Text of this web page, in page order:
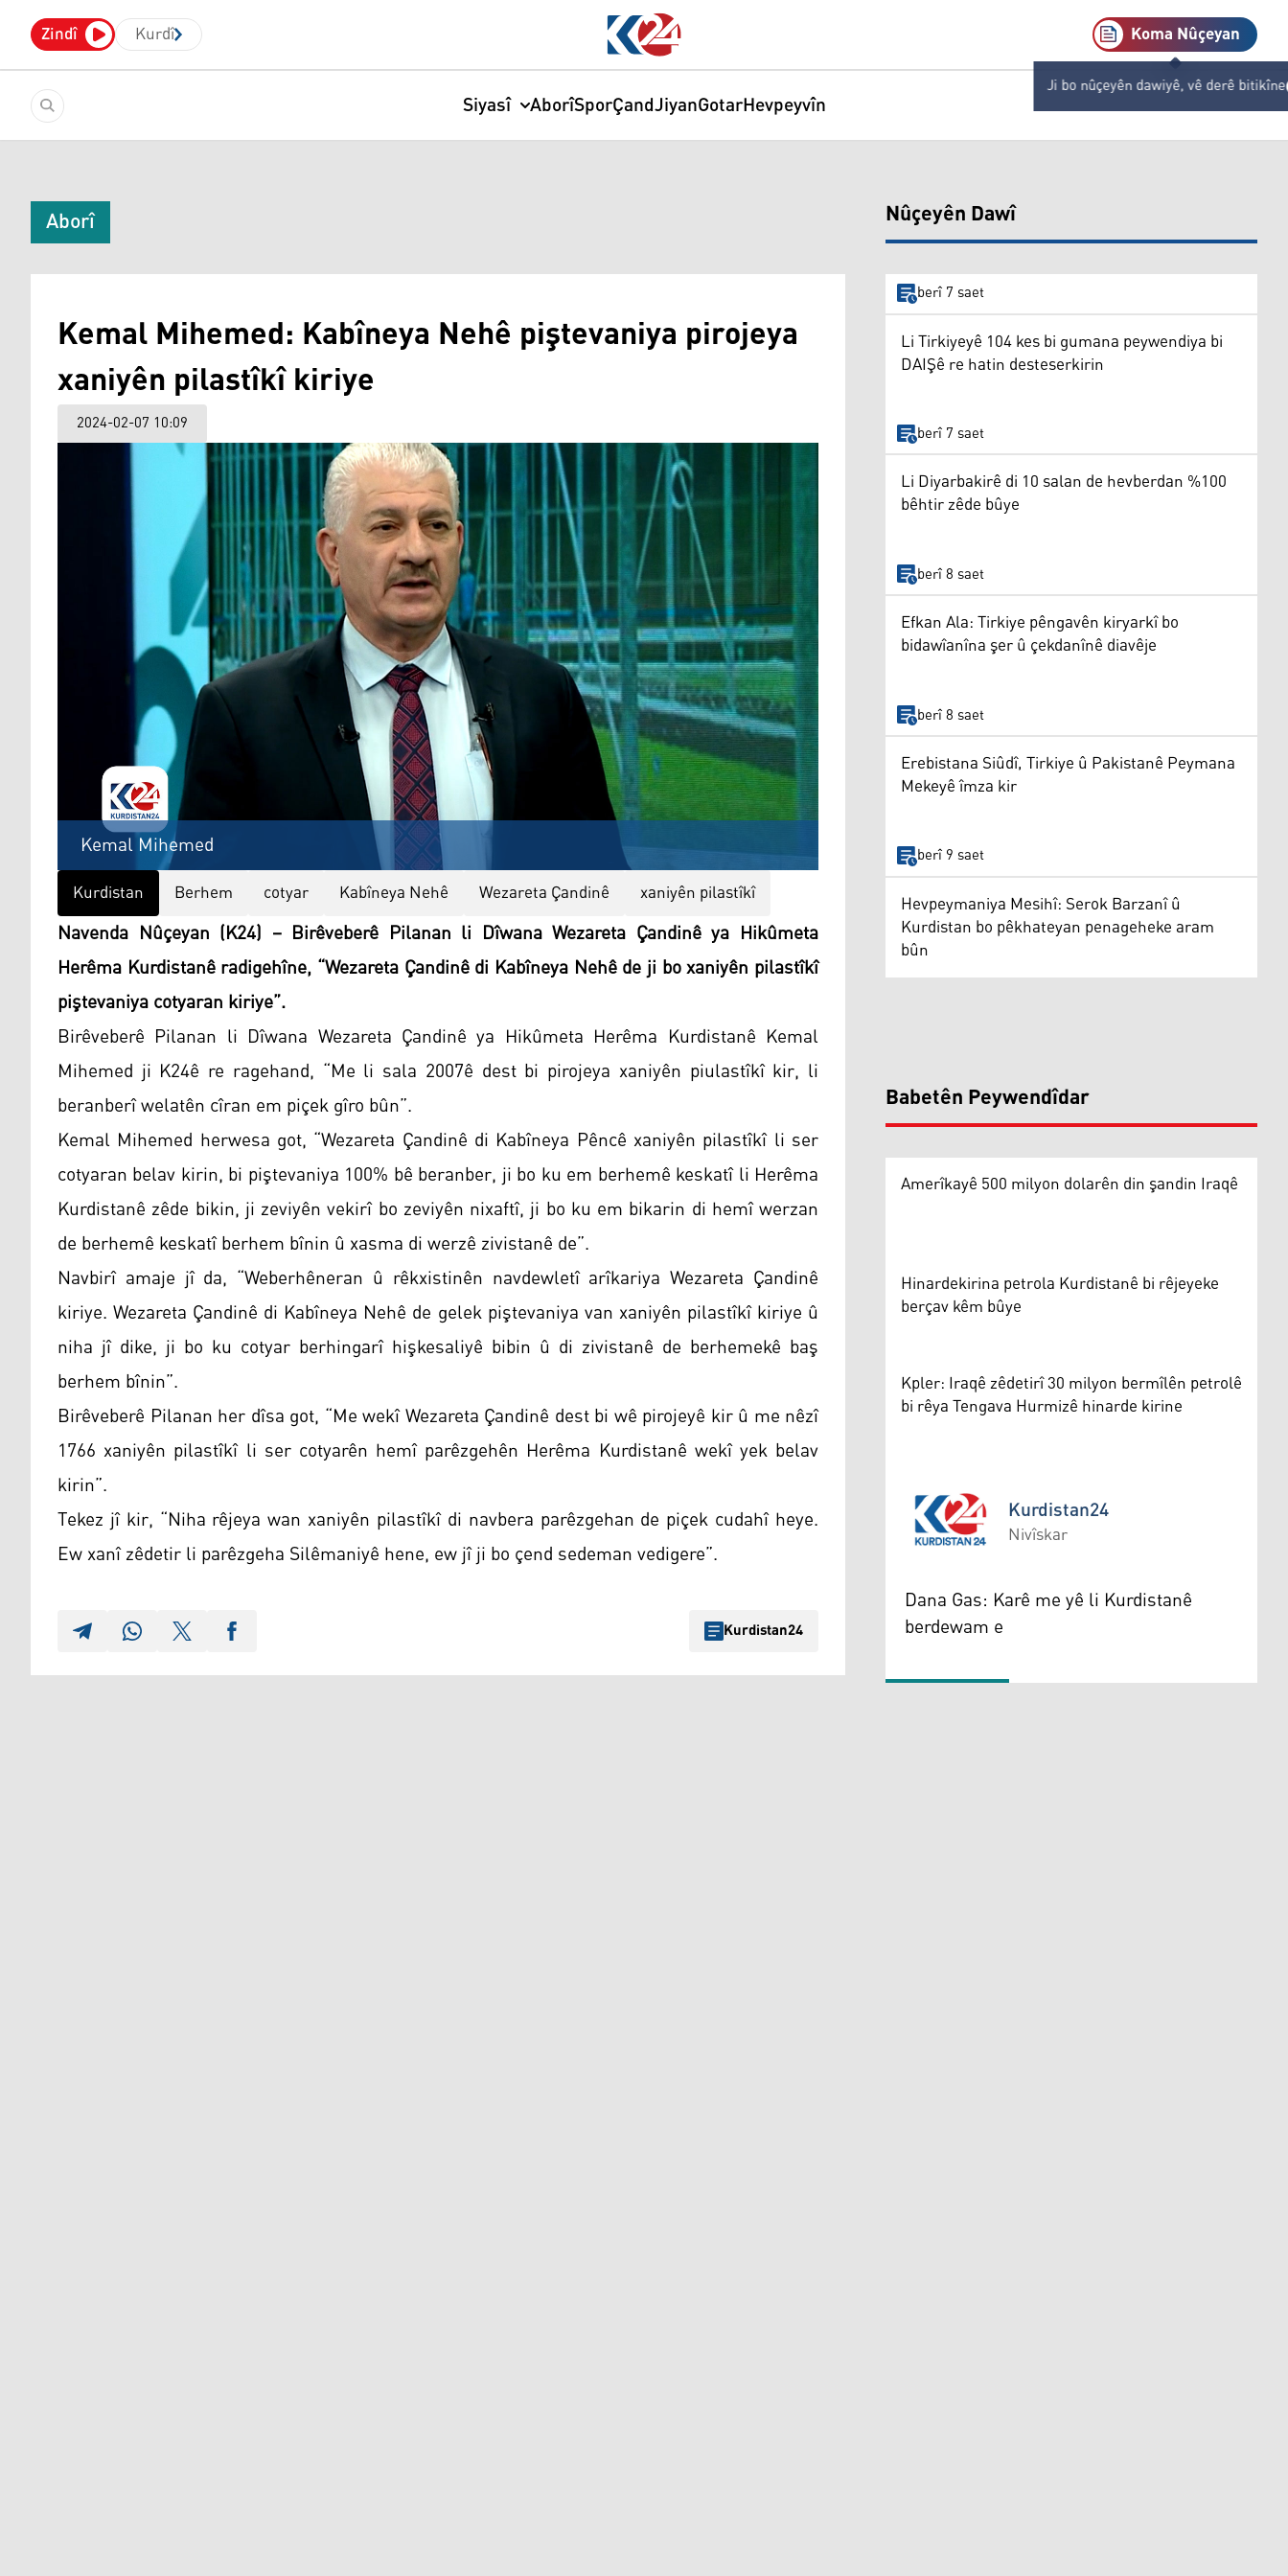
Zindî Kurdî Koma Nûçeyan
Ji bo nûçeyên dawiyê, vê derê bitikîne
Siyasî AborîSporÇandJiyanGotarHevpeyvîn
Aborî
Kemal Mihemed: Kabîneya Nehê piştevaniya pirojeya
xaniyên pilastîkî kiriye
2024-02-07 10:09
Kemal Mihemed
Kurdistan Berhem cotyar Kabîneya Nehê Wezareta Çandinê xaniyên pilastîkî
Navenda Nûçeyan (K24) – Birêveberê Pilanan li Dîwana Wezareta Çandinê ya Hikûmeta
Herêma Kurdistanê radigehîne, “Wezareta Çandinê di Kabîneya Nehê de ji bo xaniyên pilastîkî
piştevaniya cotyaran kiriye”.
Birêveberê Pilanan li Dîwana Wezareta Çandinê ya Hikûmeta Herêma Kurdistanê Kemal
Mihemed ji K24ê re ragehand, “Me li sala 2007ê dest bi pirojeya xaniyên piulastîkî kir, li
beranberî welatên cîran em piçek gîro bûn”.
Kemal Mihemed herwesa got, “Wezareta Çandinê di Kabîneya Pêncê xaniyên pilastîkî li ser
cotyaran belav kirin, bi piştevaniya 100% bê beranber, ji bo ku em berhemê keskatî li Herêma
Kurdistanê zêde bikin, ji zeviyên vekirî bo zeviyên nixaftî, ji bo ku em bikarin di hemî werzan
de berhemê keskatî berhem bînin û xasma di werzê zivistanê de”.
Navbirî amaje jî da, “Weberhêneran û rêkxistinên navdewletî arîkariya Wezareta Çandinê
kiriye. Wezareta Çandinê di Kabîneya Nehê de gelek piştevaniya van xaniyên pilastîkî kiriye û
niha jî dike, ji bo ku cotyar berhingarî hişkesaliyê bibin û di zivistanê de berhemekê baş
berhem bînin”.
Birêveberê Pilanan her dîsa got, “Me wekî Wezareta Çandinê dest bi wê pirojeyê kir û me nêzî
1766 xaniyên pilastîkî li ser cotyarên hemî parêzgehên Herêma Kurdistanê wekî yek belav
kirin”.
Tekez jî kir, “Niha rêjeya wan xaniyên pilastîkî di navbera parêzgehan de piçek cudahî heye.
Ew xanî zêdetir li parêzgeha Silêmaniyê hene, ew jî ji bo çend sedeman vedigere”.
Kurdistan24
Nûçeyên Dawî
berî 7 saet
Li Tirkiyeyê 104 kes bi gumana peywendiya bi
DAIŞê re hatin desteserkirin
berî 7 saet
Li Diyarbakirê di 10 salan de hevberdan %100
bêhtir zêde bûye
berî 8 saet
Efkan Ala: Tirkiye pêngavên kiryarkî bo
bidawîanîna şer û çekdanînê diavêje
berî 8 saet
Erebistana Siûdî, Tirkiye û Pakistanê Peymana
Mekeyê îmza kir
berî 9 saet
Hevpeymaniya Mesihî: Serok Barzanî û
Kurdistan bo pêkhateyan penageheke aram
bûn
Babetên Peywendîdar
Amerîkayê 500 milyon dolarên din şandin Iraqê
Hinardekirina petrola Kurdistanê bi rêjeyeke
berçav kêm bûye
Kpler: Iraqê zêdetirî 30 milyon bermîlên petrolê
bi rêya Tengava Hurmizê hinarde kirine
Kurdistan24
Nivîskar
Dana Gas: Karê me yê li Kurdistanê
berdewam e